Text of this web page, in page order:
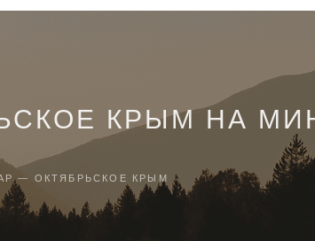
КРЫМ НА
— ОКТЯБРЬСКОЕ КРЫМ